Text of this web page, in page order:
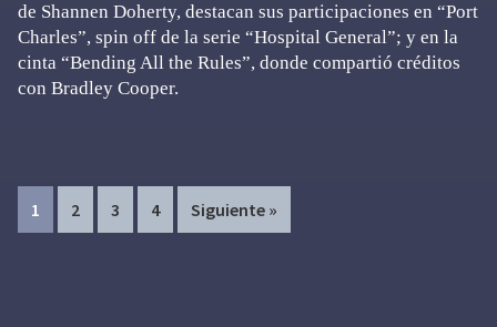
de Shannen Doherty, destacan sus participaciones en “Port
Charles”, spin off de la serie “Hospital General”; y en la
cinta “Bending All the Rules”, donde compartió créditos
con Bradley Cooper.
Page
1 Page
2 Page
3 Page
4 Siguiente »